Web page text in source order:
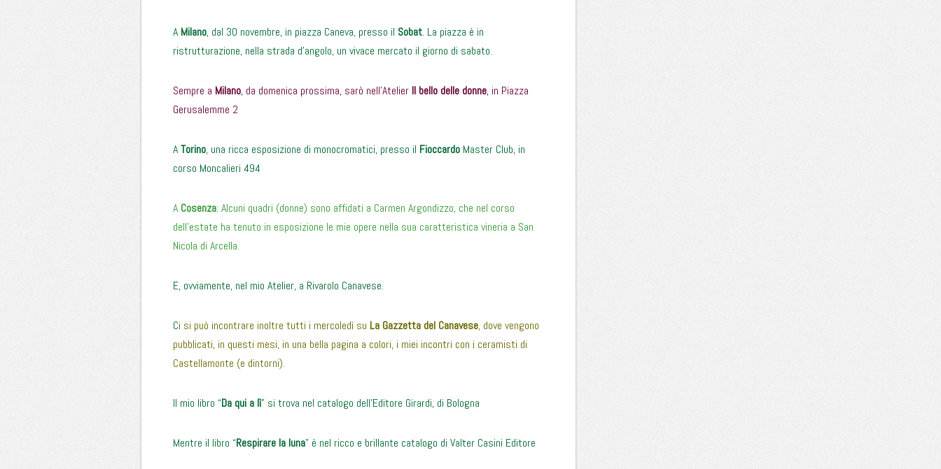
AMilano, dal 30 novembre, in piazza Caneva, presso il Sobat. La piazza è in
ristrutturazione, nella strada d’angolo, un vivace mercato il giorno di sabato.
Sempre a Milano, da domenica prossima, sarò nell’Atelier Il bello delle donne, in Piazza
Gerusalemme 2
ATorino, una ricca esposizione di monocromatici, presso il Fioccardo Master Club, in
corso Moncalieri 494
ACosenza: Alcuni quadri (donne) sono affidati a Carmen Argondizzo, che nel corso
dell’estate ha tenuto in esposizione le mie opere nella sua caratteristica vineria a San
Nicola di Arcella.
E, ovviamente, nel mio Atelier, a Rivarolo Canavese.
Ci si può incontrare inoltre tutti i mercoledì su La Gazzetta del Canavese, dove vengono
pubblicati, in questi mesi, in una bella pagina a colori, i miei incontri con i ceramisti di
Castellamonte (e dintorni).
Il mio libro “Da qui a lì” si trova nel catalogo dell’Editore Girardi, di Bologna
Mentre il libro “Respirare la luna” è nel ricco e brillante catalogo di Valter Casini Editore